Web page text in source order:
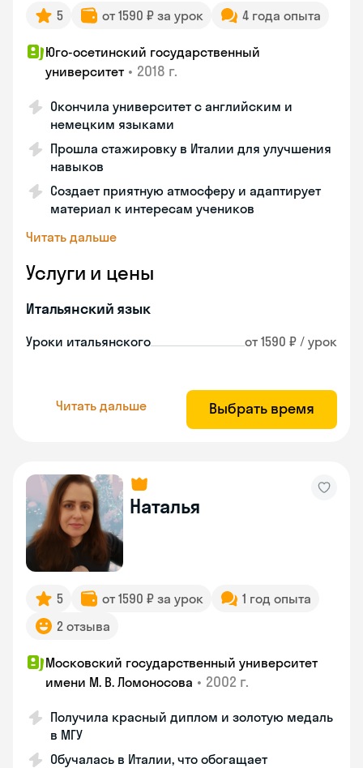
5 от 1590 ₽ за урок 4 года опыта
Юго-осетинский государственный
университет • 2018 г.
Окончила университет с английским и
немецким языками
Прошла стажировку в Италии для улучшения
навыков
Создает приятную атмосферу и адаптирует
материал к интересам учеников
Читать дальше
Услуги и цены
Итальянский язык
Уроки итальянского от 1590 ₽ / урок
Читать дальше Выбрать время
Наталья
5 от 1590 ₽ за урок
1 год опыта
2 отзыва
Московский государственный университет
имени М. В. Ломоносова • 2002 г.
Получила красный диплом и золотую медаль
в МГУ
Обучалась в Италии, что обогащает